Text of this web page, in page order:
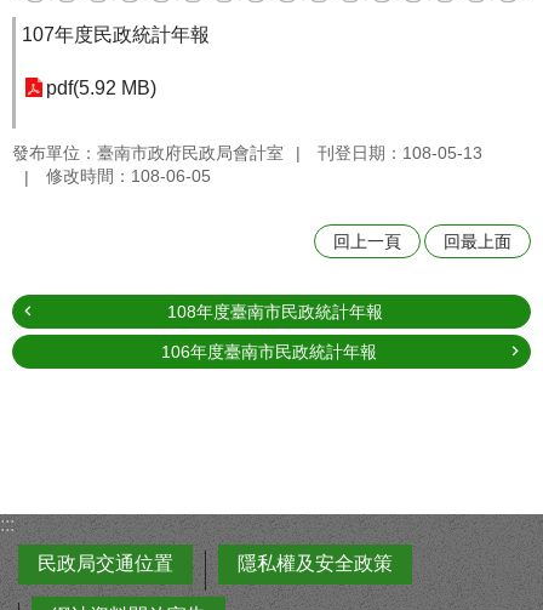
107年度民政統計年報
pdf(5.92 MB)
發布單位：臺南市政府民政局會計室
刊登日期：108-05-13
修改時間：108-06-05
回上一頁 回最上面
108年度臺南市民政統計年報
106年度臺南市民政統計年報
:::
民政局交通位置
隱私權及安全政策